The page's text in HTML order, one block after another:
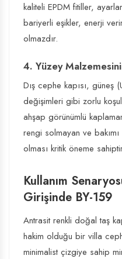
kaliteli EPDM fitiller,
bariyerli eşikler, enerji
olmazdır.
4. Yüzey
Dış cephe kapısı, güneş
değişimleri gibi zorlu
ahşap görünümlü
rengi solmayan ve
olması kritik öneme
Kullanım
Girişinde BY-159
Antrasit renkli doğal taş
hakim olduğu bir villa
minimalist çizgiye sahip